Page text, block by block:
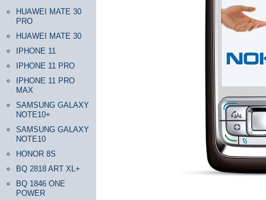
HUAWEI MATE 30
PRO
HUAWEI MATE 30
IPHONE 11
IPHONE 11 PRO
IPHONE 11 PRO
MAX
SAMSUNG GALAXY
NOTE10+
SAMSUNG GALAXY
NOTE10
HONOR 8S
BQ 2818 ART XL+
BQ 1846 ONE
POWER